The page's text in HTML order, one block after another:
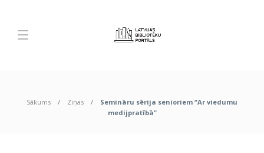
Sākums Ziņas
Semināru sērija senioriem “Ar viedumu
medijpratībā”